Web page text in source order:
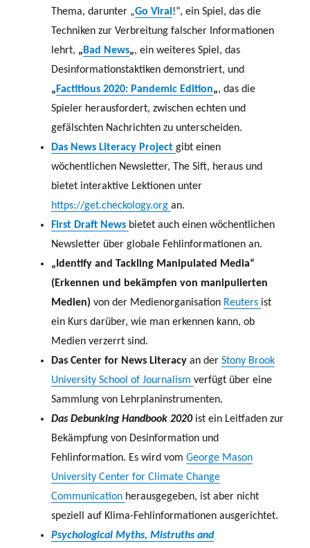
Thema, darunter „Go Viral !“, ein Spiel, das die
Techniken zur Verbreitung falscher Informationen
lehrt, „ Bad News„, ein weiteres Spiel, das
Desinformationstaktiken demonstriert, und
„ Factitious 2020: Pandemic Edition„, das die
Spieler herausfordert, zwischen echten und
gefälschten Nachrichten zu unterscheiden.
Das News Literacy Projectgibt einen
wöchentlichen Newsletter, The Sift, heraus und
bietet interaktive Lektionen unter
https://get.checkology.organ.
First Draft News bietet auch einen wöchentlichen
Newsletter über globale Fehlinformationen an.
„Identify and Tackling Manipulated Media“
(Erkennen und bekämpfen von manipulierten
Medien)von der Medienorganisation Reuters ist
ein Kurs darüber, wie man erkennen kann, ob
Medien verzerrt sind.
Das Center for News Literacyan derStony Brook
University School of Journalismverfügt über eine
Sammlung von Lehrplaninstrumenten.
Das Debunking Handbook 2020 ist ein Leitfaden zur
Bekämpfung von Desinformation und
Fehlinformation. Es wird vomGeorge Mason
University Center for Climate Change
Communication herausgegeben, ist aber nicht
speziell auf Klima-Fehlinformationen ausgerichtet.
Psychological Myths, Mistruths and